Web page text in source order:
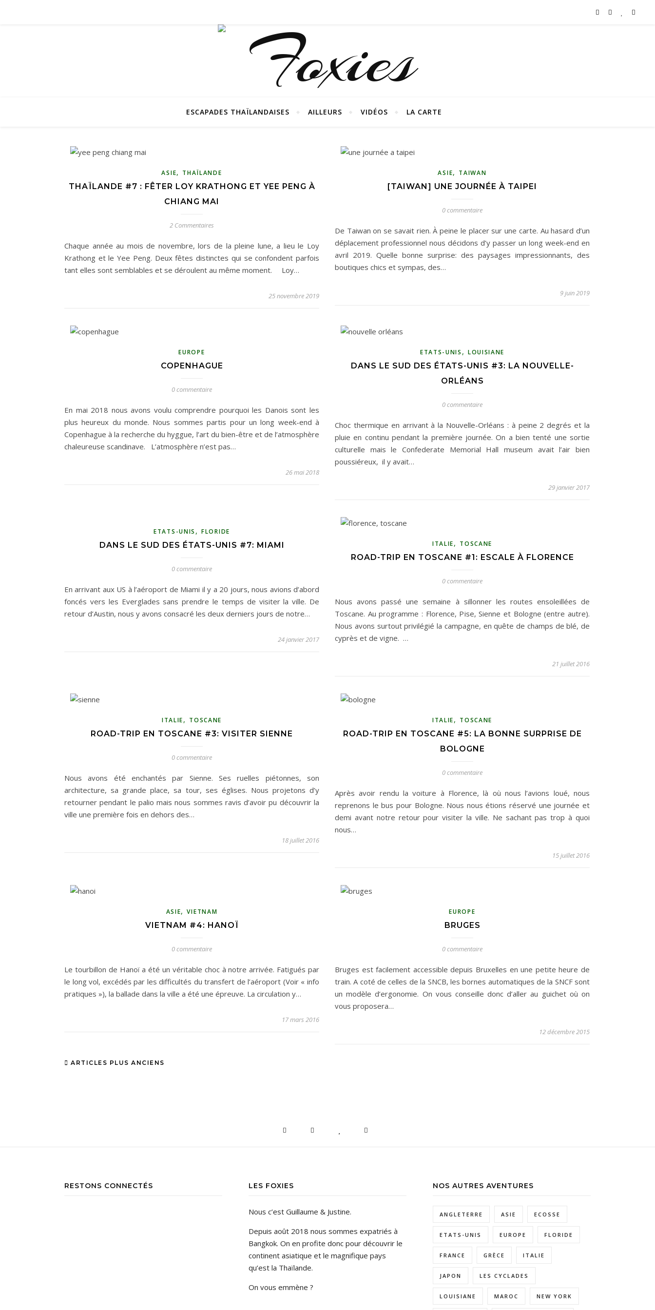
Carnets de voyages hors des sentiers battus
ESCAPADES THAÏLANDAISES AILLEURS VIDÉOS LA CARTE
ASIE, THAÏLANDE
THAÏLANDE #7 : FÊTER LOY KRATHONG ET YEE PENG À
CHIANG MAI
2 Commentaires
Chaque année au mois de novembre, lors de la pleine lune, a lieu le Loy
Krathong et le Yee Peng. Deux fêtes distinctes qui se confondent parfois
tant elles sont semblables et se déroulent au même moment. Loy…
25 novembre 2019
ASIE, TAIWAN
[TAIWAN] UNE JOURNÉE À TAIPEI
0 commentaire
De Taiwan on se savait rien. À peine le placer sur une carte. Au hasard d’un
déplacement professionnel nous décidons d’y passer un long week-end en
avril 2019. Quelle bonne surprise: des paysages impressionnants, des
boutiques chics et sympas, des…
9 juin 2019
EUROPE
COPENHAGUE
0 commentaire
En mai 2018 nous avons voulu comprendre pourquoi les Danois sont les
plus heureux du monde. Nous sommes partis pour un long week-end à
Copenhague à la recherche du hyggue, l’art du bien-être et de l’atmosphère
chaleureuse scandinave. L’atmosphère n’est pas…
26 mai 2018
ETATS-UNIS , LOUISIANE
DANS LE SUD DES ÉTATS-UNIS #3: LA NOUVELLE-
ORLÉANS
0 commentaire
Choc thermique en arrivant à la Nouvelle-Orléans : à peine 2 degrés et la
pluie en continu pendant la première journée. On a bien tenté une sortie
culturelle mais le Confederate Memorial Hall museum avait l’air bien
poussiéreux, il y avait…
29 janvier 2017
ETATS-UNIS ,FLORIDE
DANS LE SUD DES ÉTATS-UNIS #7: MIAMI
0 commentaire
En arrivant aux US à l’aéroport de Miami il y a 20 jours, nous avions d’abord
foncés vers les Everglades sans prendre le temps de visiter la ville. De
retour d’Austin, nous y avons consacré les deux derniers jours de notre…
24 janvier 2017
ITALIE, TOSCANE
ROAD-TRIP EN TOSCANE #1: ESCALE À FLORENCE
0 commentaire
Nous avons passé une semaine à sillonner les routes ensoleillées de
Toscane. Au programme : Florence, Pise, Sienne et Bologne (entre autre).
Nous avons surtout privilégié la campagne, en quête de champs de blé, de
cyprès et de vigne. …
21 juillet 2016
ITALIE, TOSCANE
ROAD-TRIP EN TOSCANE #3: VISITER SIENNE
0 commentaire
Nous avons été enchantés par Sienne. Ses ruelles piétonnes, son
architecture, sa grande place, sa tour, ses églises. Nous projetons d’y
retourner pendant le palio mais nous sommes ravis d’avoir pu découvrir la
ville une première fois en dehors des…
18 juillet 2016
ITALIE, TOSCANE
ROAD-TRIP EN TOSCANE #5: LA BONNE SURPRISE DE
BOLOGNE
0 commentaire
Après avoir rendu la voiture à Florence, là où nous l’avions loué, nous
reprenons le bus pour Bologne. Nous nous étions réservé une journée et
demi avant notre retour pour visiter la ville. Ne sachant pas trop à quoi
nous…
15 juillet 2016
ASIE,VIETNAM
VIETNAM #4: HANOÏ
0 commentaire
Le tourbillon de Hanoï a été un véritable choc à notre arrivée. Fatigués par
le long vol, excédés par les difficultés du transfert de l’aéroport (Voir « info
pratiques »), la ballade dans la ville a été une épreuve. La circulation y…
17 mars 2016
EUROPE
BRUGES
0 commentaire
Bruges est facilement accessible depuis Bruxelles en une petite heure de
train. A coté de celles de la SNCB, les bornes automatiques de la SNCF sont
un modèle d’ergonomie. On vous conseille donc d’aller au guichet où on
vous proposera…
12 décembre 2015
ARTICLES PLUS ANCIENS
RESTONS CONNECTÉS LES FOXIES
Nous c’est Guillaume & Justine.
Depuis août 2018 nous sommes expatriés à
Bangkok. On en profite donc pour découvrir le
continent asiatique et le magnifique pays
qu’est la Thaïlande.
On vous emmène ?
NOS AUTRES AVENTURES
ANGLETERRE ASIE ECOSSE
ETATS-UNIS EUROPE FLORIDE
FRANCE GRÈCE ITALIE
JAPON LES CYCLADES
LOUISIANE MAROC NEW YORK